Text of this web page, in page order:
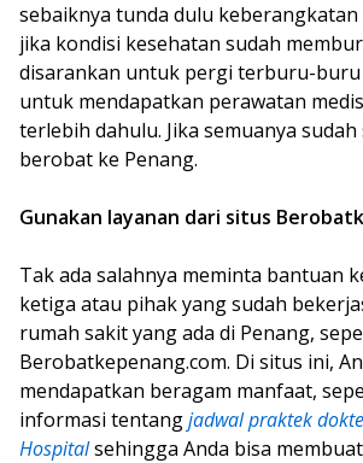
sebaiknya tunda dulu keberangkatan
jika kondisi kesehatan sudah
disarankan untuk pergi terburu-
untuk mendapatkan perawatan
terlebih dahulu. Jika semuanya
berobat ke Penang.
Gunakan layanan dari situs
Tak ada salahnya meminta bantuan
ketiga atau pihak yang sudah
rumah sakit yang ada di Penang,
Berobatkepenang.com. Di situs ini,
mendapatkan beragam manfaat,
informasi tentangjadwal praktek
Hospitalsehingga Anda bisa